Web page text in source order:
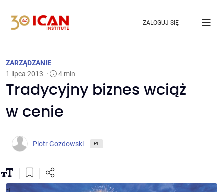
ZALOGUJ SIĘ
ZARZĄDZANIE
1 lipca 2013 · 4 min
Tradycyjny biznes wciąż
w cenie
Piotr Gozdowski PL